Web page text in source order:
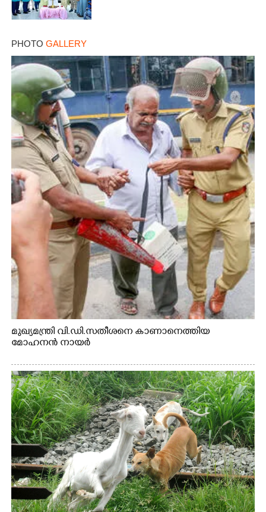
PHOTO GALLERY
മുഖ്യമന്ത്രി വി.ഡി.സതീശനെ കാണാനെത്തിയ
മോഹനൻ നായർ